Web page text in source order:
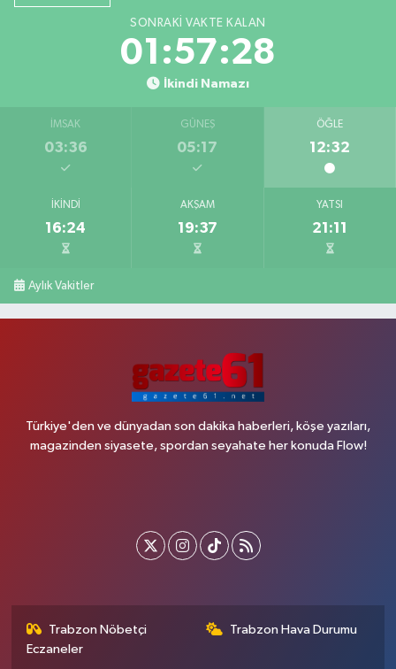
SONRAKI VAKTE KALAN
01:57:27
İkindi Namazı
İMSAK
03:36
GÜNEŞ
05:17
ÖĞLE
12:32
İKINDI
16:24
AKŞAM
19:37
YATSI
21:11
Aylık Vakitler
Türkiye'den ve dünyadan son dakika haberleri, köşe yazıları,
magazinden siyasete, spordan seyahate her konuda Flow!
Trabzon Nöbetçi
Eczaneler
Trabzon Hava Durumu